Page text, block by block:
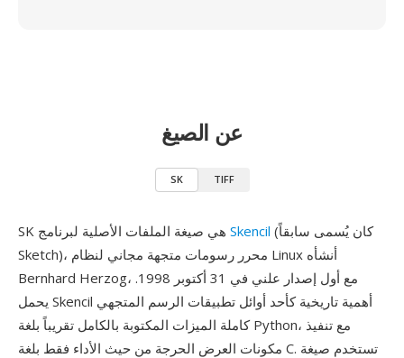
عن الصيغ
SK TIFF
Skencil (كان يُسمى سابقاً
Sketch)، محرر رسومات متجهة مجاني لنظام Linux أنشأه
Bernhard Herzog، مع أول إصدار علني في 31 أكتوبر 1998.
يحمل Skencil أهمية تاريخية كأحد أوائل تطبيقات الرسم المتجهي
كاملة الميزات المكتوبة بالكامل تقريباً بلغة Python، مع تنفيذ
مكونات العرض الحرجة من حيث الأداء فقط بلغة C. تستخدم صيغة